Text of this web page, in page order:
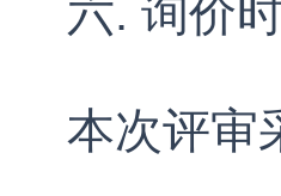
六. 询价
本次评审